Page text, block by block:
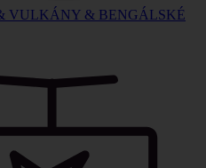
VULKÁNY & BENGÁLSKÉ